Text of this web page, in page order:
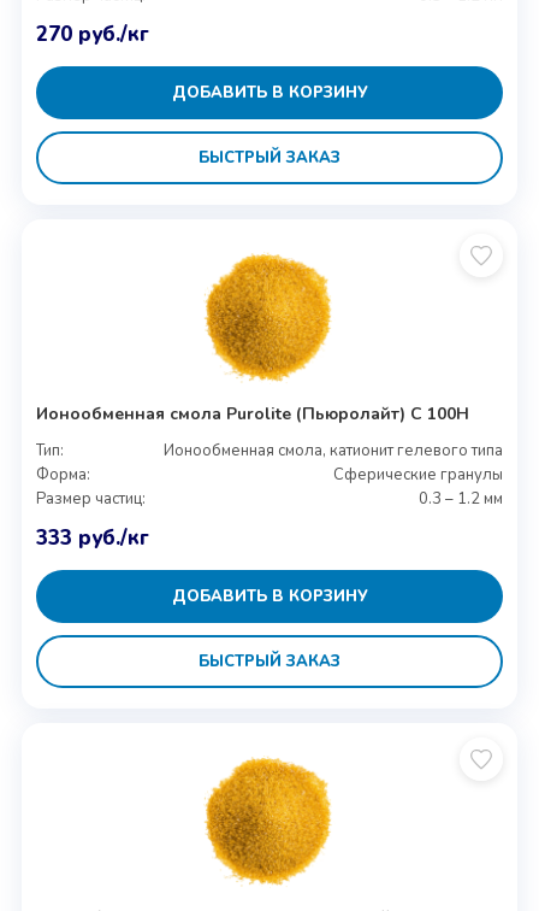
270 руб./кг
ДОБАВИТЬ В КОРЗИНУ
БЫСТРЫЙ ЗАКАЗ
Ионообменная смола Purolite (Пьюролайт) C 100H
Тип:
Ионообменная смола, катионит гелевого типа
Форма:
Сферические гранулы
Размер частиц:
0.3 – 1.2 мм
333 руб./кг
ДОБАВИТЬ В КОРЗИНУ
БЫСТРЫЙ ЗАКАЗ